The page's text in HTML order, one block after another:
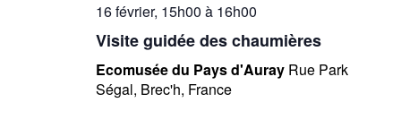
16 février, 15h00 à 16h00
Visite guidée des chaumières
Ecomusée du Pays d'Auray Rue Park
Ségal, Brec'h, France